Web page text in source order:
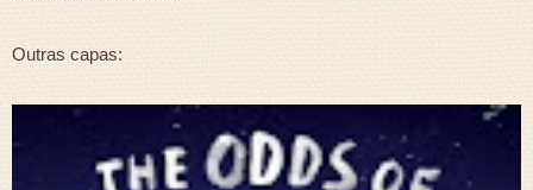
Outras capas: